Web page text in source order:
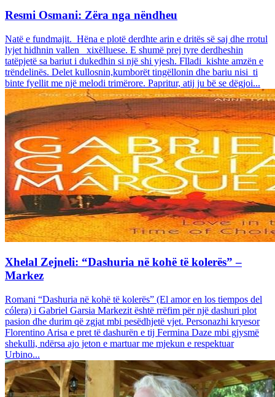
Resmi Osmani: Zëra nga nëndheu
Natë e fundmajit. Hëna e plotë derdhte arin e dritës së saj dhe rrotul
lyjet hidhnin vallen xixëlluese. E shumë prej tyre derdheshin
tatëpjetë sa bariut i dukedhin si një shi yjesh. Flladi kishte amzën e
trëndelinës. Delet kullosnin,kumborët tingëllonin dhe bariu nisi ti
binte fyellit me një melodi trimërore. Papritur, atij ju bë se dëgjoi...
Xhelal Zejneli: “Dashuria në kohë të kolerës” –
Markez
Romani “Dashuria në kohë të kolerës” (El amor en los tiempos del
cólera) i Gabriel Garsia Markezit është rrëfim për një dashuri plot
pasion dhe durim që zgjat mbi pesëdhjetë vjet. Personazhi kryesor
Florentino Arisa e pret të dashurën e tij Fermina Daze mbi gjysmë
shekulli, ndërsa ajo jeton e martuar me mjekun e respektuar
Urbino...